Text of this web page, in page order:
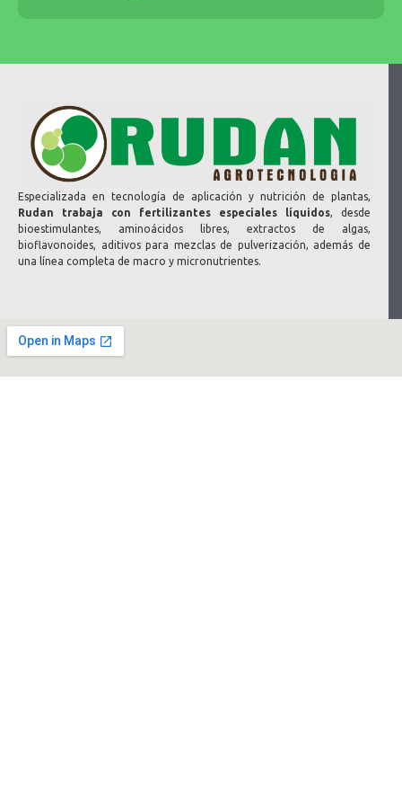
Especializada en tecnología de aplicación y nutrición de plantas,
Rudan trabaja con fertilizantes especiales líquidos, desde
bioestimulantes, aminoácidos libres, extractos de algas,
bioflavonoides, aditivos para mezclas de pulverización, además de
una línea completa de macro y micronutrientes.